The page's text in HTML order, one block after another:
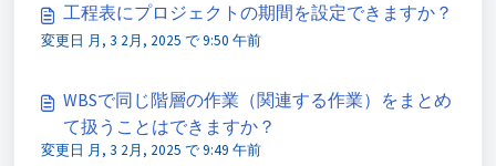
工程表にプロジェクトの期間を設定できますか？
変更日 月, 3 2月, 2025 で 9:50 午前
WBSで同じ階層の作業（関連する作業）をまとめ
て扱うことはできますか？
変更日 月, 3 2月, 2025 で 9:49 午前